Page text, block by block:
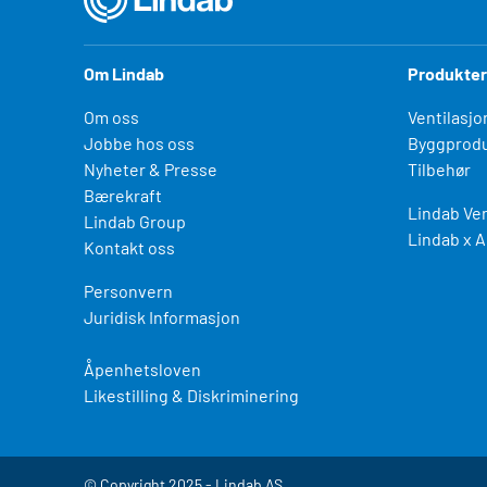
Om Lindab
Om oss
Jobbe hos oss
Nyheter & Presse
Bærekraft
Lindab Group
Kontakt oss
Personvern
Juridisk Informasjon
Åpenhetsloven
Likestilling & Diskriminering
Produkter
Tilbehør
Lindab
Lindab x